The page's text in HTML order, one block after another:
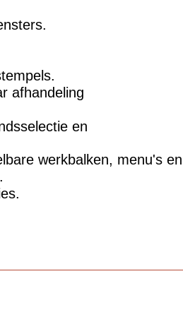
afhandeling
en
werkbalken, menu's